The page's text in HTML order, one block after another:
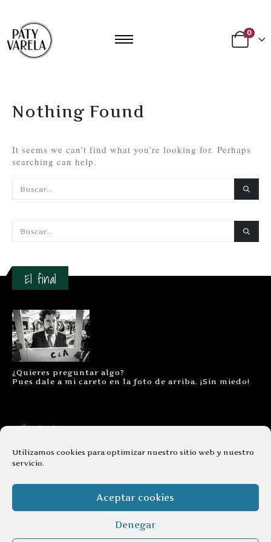
Utilizamos cookies para optimizar nuestro sitio web y nuestro
servicio.
Aceptar cookies
Denegar
0
Nothing Found
It seems we can’t find what you’re looking for. Perhaps
searching can help.
El final
¿Quieres preguntar algo?
Pues dale a mi careto en la foto de arriba. ¡Sin miedo!
Contacto
Aviso legal